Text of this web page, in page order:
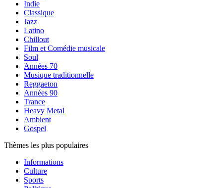
Indie
Classique
Jazz
Latino
Chillout
Film et Comédie musicale
Soul
Années 70
Musique traditionnelle
Reggaeton
Années 90
Trance
Heavy Metal
Ambient
Gospel
Thèmes les plus populaires
Informations
Culture
Sports